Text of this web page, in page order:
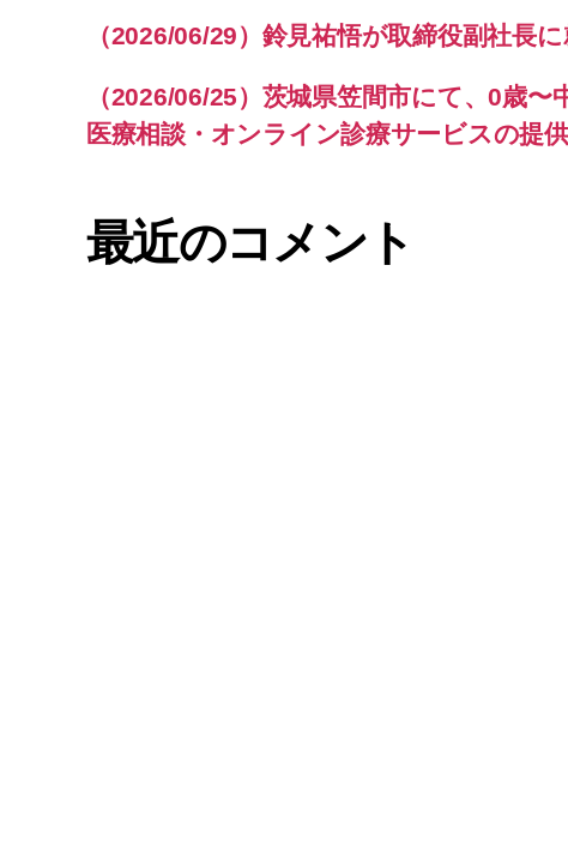
（2026/06/29）鈴見祐悟が取締役副社長
（2026/06/25）茨城県笠間市にて、0歳〜
医療相談・オンライン診療サービスの提
最近のコメント